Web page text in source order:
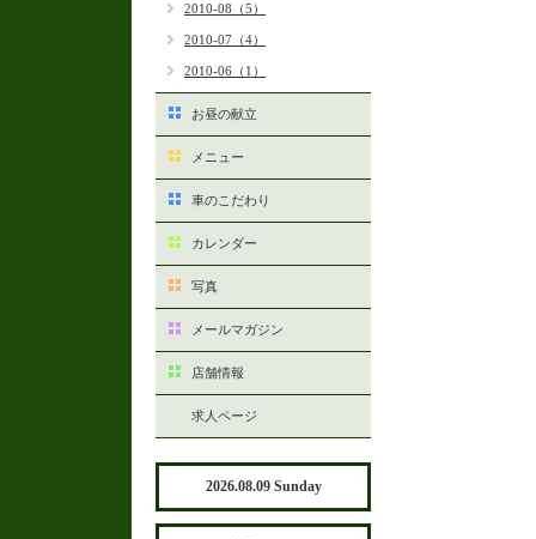
2010-08（5）
2010-07（4）
2010-06（1）
お昼の献立
メニュー
車のこだわり
カレンダー
写真
メールマガジン
店舗情報
求人ページ
2026.08.09 Sunday